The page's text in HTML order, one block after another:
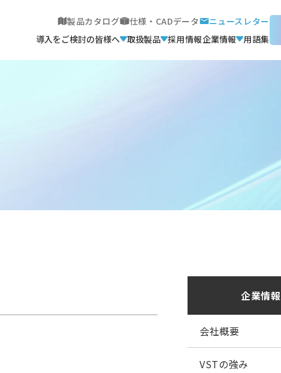
製品カタログ 仕様・CADデータ
ニュースレター
導入をご検討の皆様へ 取扱製品 採用情報企業情報 用語集
企業情報
会社概要
VSTの強み